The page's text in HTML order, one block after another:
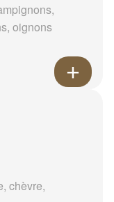
oignons
chèvre,